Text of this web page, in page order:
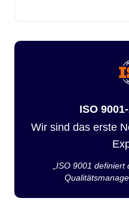
ISO
Wir sind das erste
„ISO 9001